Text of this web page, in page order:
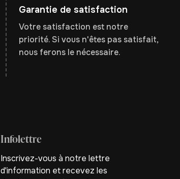
Garantie de satisfaction
Votre satisfaction est notre
priorité. Si vous n'êtes pas satisfait,
nous ferons le nécessaire.
Infolettre
Inscrivez-vous à notre lettre
d'information et recevez les